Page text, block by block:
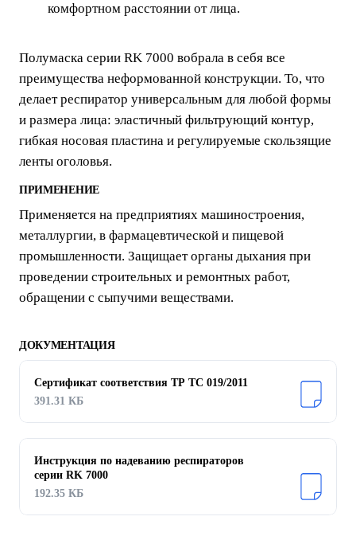
комфортном расстоянии от лица.
Полумаска серии RK 7000 вобрала в себя все
преимущества неформованной конструкции. То, что
делает респиратор универсальным для любой формы
и размера лица: эластичный фильтрующий контур,
гибкая носовая пластина и регулируемые скользящие
ПРИМЕНЕНИЕ
Применяется на предприятиях машиностроения,
металлургии, в фармацевтической и пищевой
промышленности. Защищает органы дыхания при
проведении строительных и ремонтных работ,
обращении с сыпучими веществами.
ДОКУМЕНТАЦИЯ
Сертификат соответствия ТР ТС 019/2011
391.31 КБ
Инструкция по надеванию респираторов
серии RK 7000
192.35 КБ